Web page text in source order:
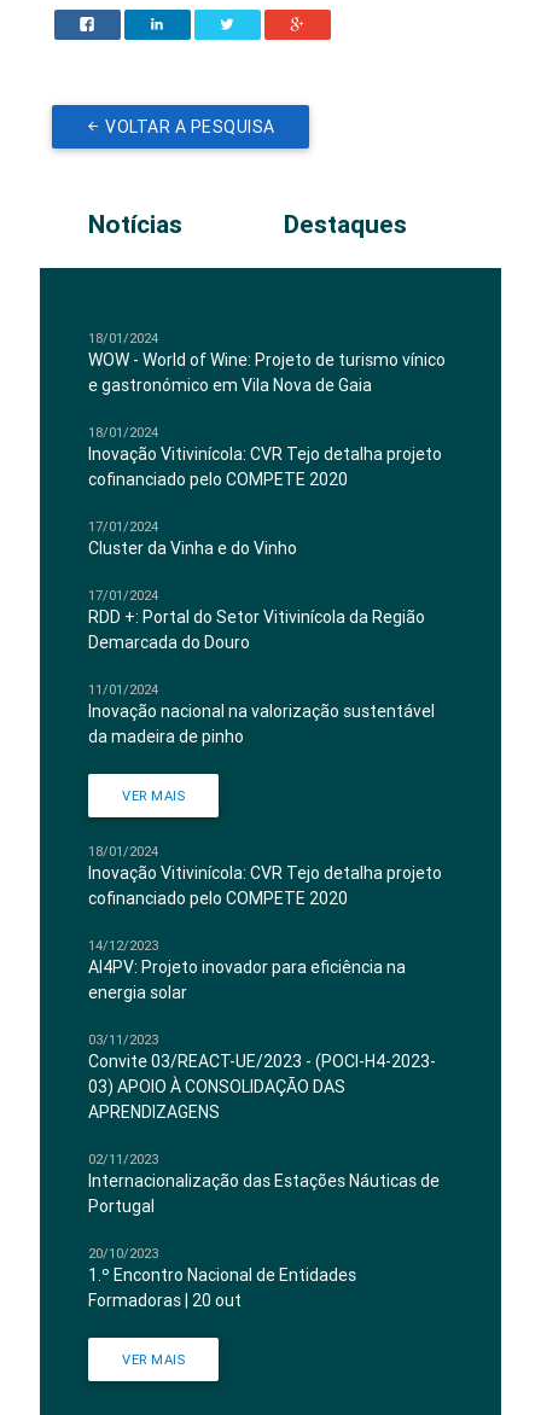
VOLTAR A PESQUISA
Notícias Destaques
18/01/2024
WOW - World of Wine: Projeto de turismo vínico
e gastronómico em Vila Nova de Gaia
18/01/2024
Inovação Vitivinícola: CVR Tejo detalha projeto
cofinanciado pelo COMPETE 2020
17/01/2024
Cluster da Vinha e do Vinho
17/01/2024
RDD +: Portal do Setor Vitivinícola da Região
Demarcada do Douro
11/01/2024
Inovação nacional na valorização sustentável
da madeira de pinho
VER MAIS
18/01/2024
Inovação Vitivinícola: CVR Tejo detalha projeto
cofinanciado pelo COMPETE 2020
14/12/2023
AI4PV: Projeto inovador para eficiência na
energia solar
03/11/2023
Convite 03/REACT-UE/2023 - (POCI-H4-2023-
03) APOIO À CONSOLIDAÇÃO DAS
APRENDIZAGENS
02/11/2023
Internacionalização das Estações Náuticas de
Portugal
20/10/2023
1.º Encontro Nacional de Entidades
Formadoras | 20 out
VER MAIS